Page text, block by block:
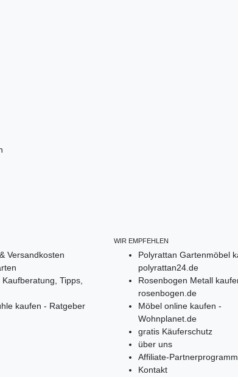
Versandkosten
Tipps,
kaufen - Ratgeber
WIR EMPFEHLEN
Polyrattan Gartenmöbel
polyrattan24.de
Rosenbogen Metall
rosenbogen.de
Möbel online kaufen -
Wohnplanet.de
gratis Käuferschutz
über uns
Affiliate-Partnerprogramm
Kontakt